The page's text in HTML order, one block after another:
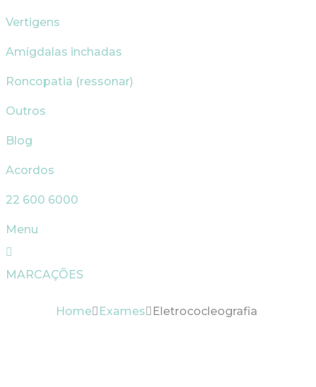
Vertigens
Amígdalas inchadas
Roncopatia (ressonar)
Outros
Blog
Acordos
22 600 6000
Menu
MARCAÇÕES
Home Exames Eletrococleografia